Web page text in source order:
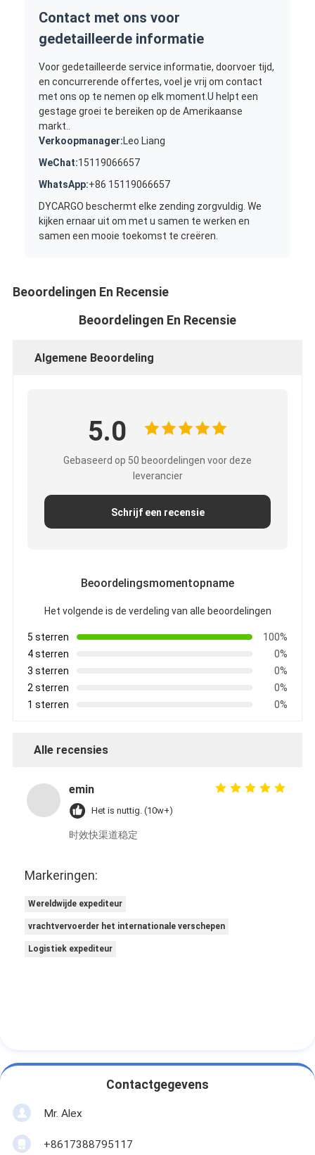
Contact met ons voor
gedetailleerde informatie
Voor gedetailleerde service informatie, doorvoer tijd,
en concurrerende offertes, voel je vrij om contact
met ons op te nemen op elk moment.U helpt een
gestage groei te bereiken op de Amerikaanse
markt..
Verkoopmanager:Leo Liang
WeChat:15119066657
WhatsApp:+86 15119066657
DYCARGO beschermt elke zending zorgvuldig. We
kijken ernaar uit om met u samen te werken en
samen een mooie toekomst te creëren.
Beoordelingen En Recensie
Beoordelingen En Recensie
Algemene Beoordeling
5.0
Gebaseerd op 50 beoordelingen voor deze
leverancier
Schrijf een recensie
Beoordelingsmomentopname
Het volgende is de verdeling van alle beoordelingen
5 sterren
100%
4 sterren
0%
3 sterren
0%
2 sterren
0%
1 sterren
0%
Alle recensies
emin
Het is nuttig. (10w+)
时效快渠道稳定
Markeringen:
Wereldwijde expediteur
vrachtvervoerder het internationale verschepen
Logistiek expediteur
Contactgegevens
Mr. Alex
+8617388795117